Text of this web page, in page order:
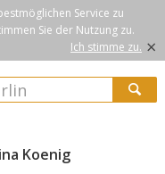
Service zu
Sie der Nutzung zu.
Ich stimme zu. ×
Koenig